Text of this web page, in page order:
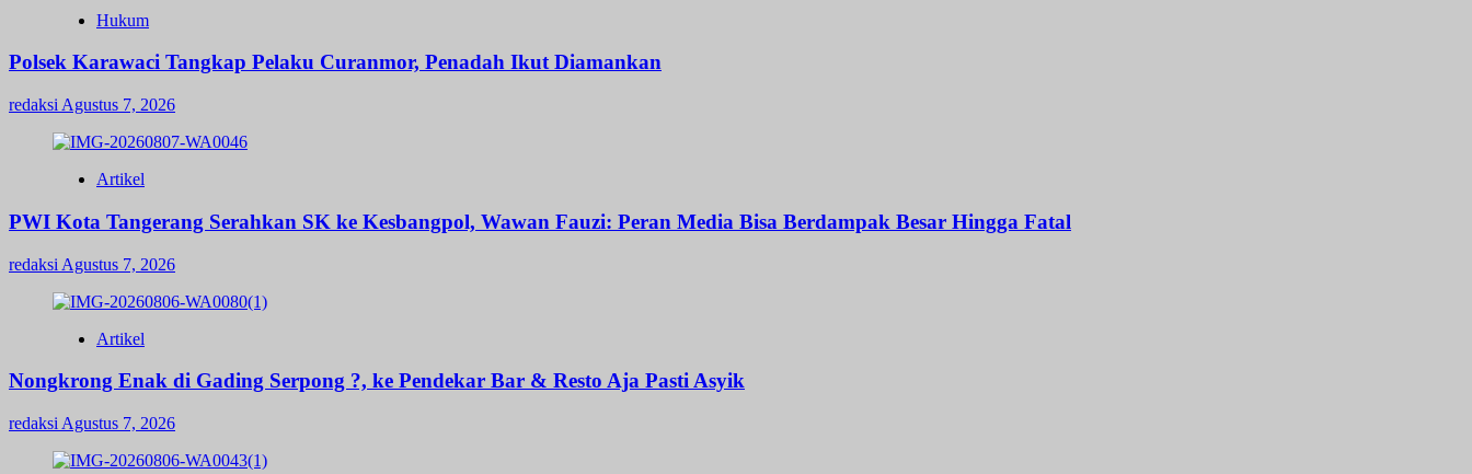
Hukum
Polsek Karawaci Tangkap Pelaku Curanmor, Penadah Ikut Diamankan
redaksi Agustus 7, 2026
Artikel
PWI Kota Tangerang Serahkan SK ke Kesbangpol, Wawan Fauzi: Peran Media Bisa Berdampak Besar Hingga Fatal
redaksi Agustus 7, 2026
Artikel
Nongkrong Enak di Gading Serpong ?, ke Pendekar Bar & Resto Aja Pasti Asyik
redaksi Agustus 7, 2026